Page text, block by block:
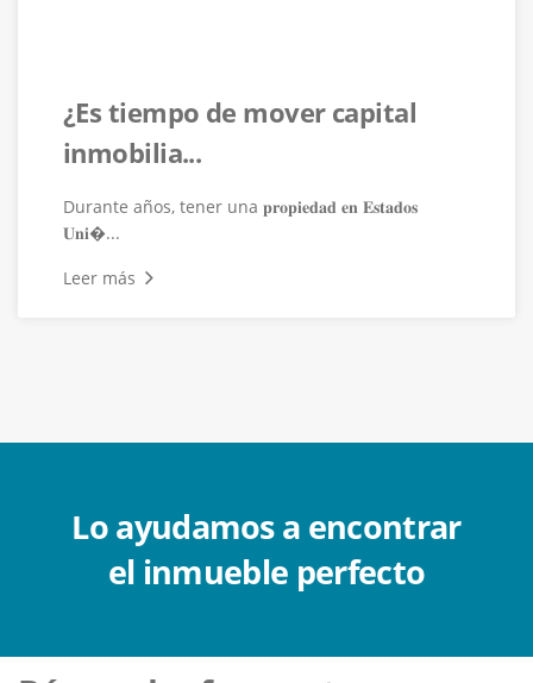
¿Es tiempo de mover capital
inmobilia...
Durante años, tener una 𝐩𝐫𝐨𝐩𝐢𝐞𝐝𝐚𝐝 𝐞𝐧 𝐄𝐬𝐭𝐚𝐝𝐨𝐬
𝐔𝐧𝐢�...
Leer más
Lo ayudamos a encontrar
el inmueble perfecto